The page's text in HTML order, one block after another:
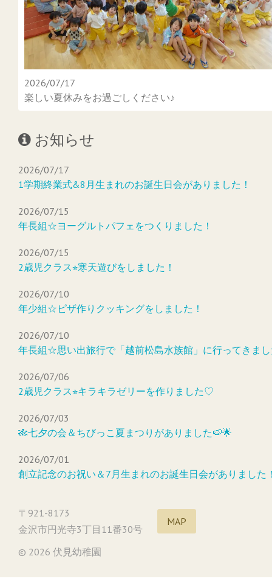
2026/07/17
楽しい夏休みをお過ごしください♪
お知らせ
2026/07/17
1学期終業式&8月生まれのお誕生日会がありました！
2026/07/15
年長組☆ヨーグルトパフェをつくりました！
2026/07/15
2歳児クラス⭐︎寒天遊びをしました！
2026/07/10
年少組☆ピザ作りクッキングをしました！
2026/07/10
年長組☆思い出旅行で「越前松島水族館」に行ってきま
2026/07/06
2歳児クラス⭐︎キラキラゼリーを作りました♡
2026/07/03
🎋七夕の会＆ちびっこ夏まつりがありました🍉🌟
2026/07/01
創立記念のお祝い＆7月生まれのお誕生日会がありました
〒921-8173
金沢市円光寺3丁目11番30号
MAP
© 2026 伏見幼稚園